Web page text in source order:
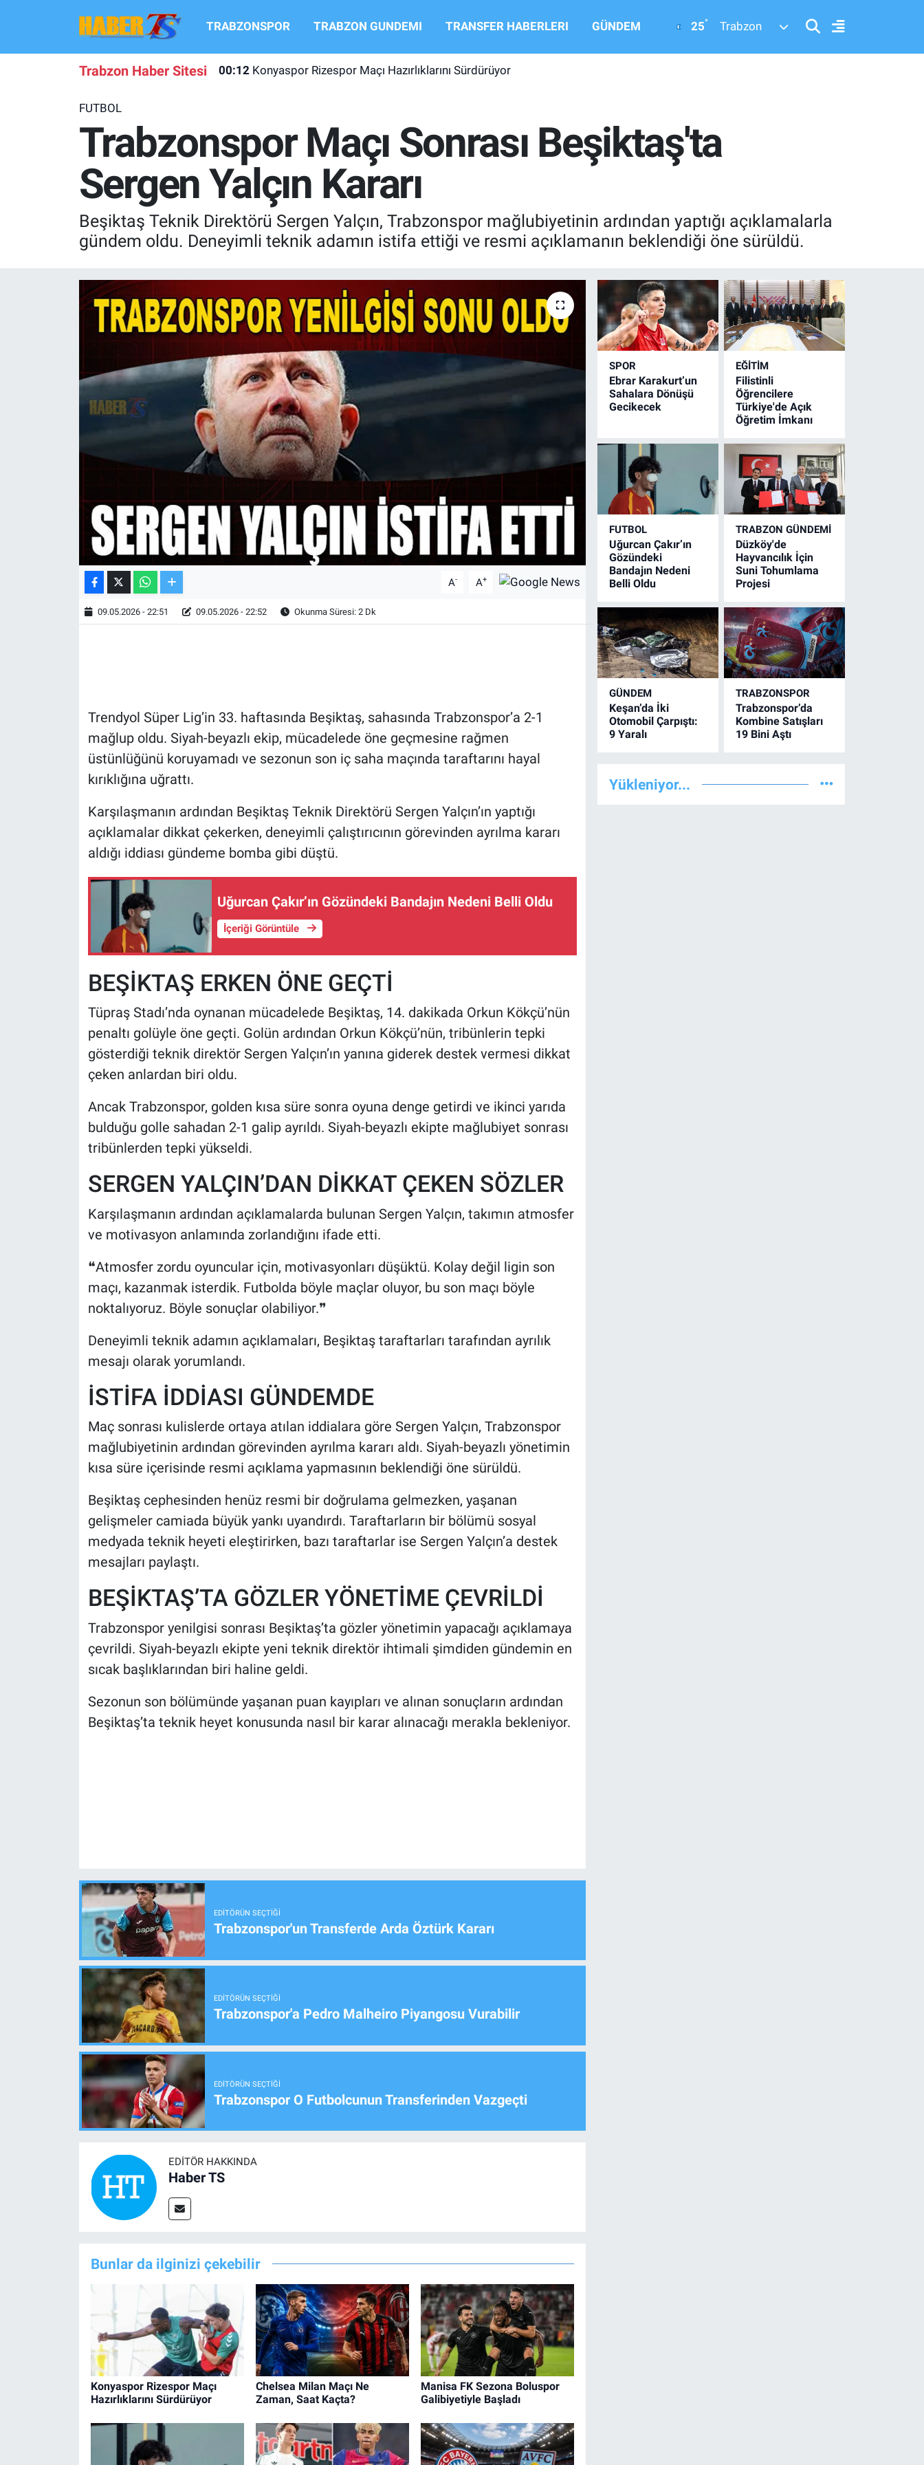
TRABZONSPOR TRABZON GUNDEMI TRANSFER HABERLERI GÜNDEM 25° Trabzon
Trabzon Haber Sitesi 00:12 Konyaspor Rizespor Maçı Hazırlıklarını Sürdürüyor
FUTBOL
Trabzonspor Maçı Sonrası Beşiktaş'ta
Sergen Yalçın Kararı
Beşiktaş Teknik Direktörü Sergen Yalçın, Trabzonspor mağlubiyetinin ardından yaptığı açıklamalarla
gündem oldu. Deneyimli teknik adamın istifa ettiği ve resmi açıklamanın beklendiği öne sürüldü.
A- A+
09.05.2026 - 22:51 09.05.2026 - 22:52 Okunma Süresi: 2 Dk
Trendyol Süper Lig’in 33. haftasında Beşiktaş, sahasında Trabzonspor’a 2-1
mağlup oldu. Siyah-beyazlı ekip, mücadelede öne geçmesine rağmen
üstünlüğünü koruyamadı ve sezonun son iç saha maçında taraftarını hayal
kırıklığına uğrattı.
Karşılaşmanın ardından Beşiktaş Teknik Direktörü Sergen Yalçın’ın yaptığı
açıklamalar dikkat çekerken, deneyimli çalıştırıcının görevinden ayrılma kararı
aldığı iddiası gündeme bomba gibi düştü.
Uğurcan Çakır’ın Gözündeki Bandajın Nedeni Belli Oldu
İçeriği Görüntüle
BEŞİKTAŞ ERKEN ÖNE GEÇTİ
Tüpraş Stadı’nda oynanan mücadelede Beşiktaş, 14. dakikada Orkun Kökçü’nün
penaltı golüyle öne geçti. Golün ardından Orkun Kökçü’nün, tribünlerin tepki
gösterdiği teknik direktör Sergen Yalçın’ın yanına giderek destek vermesi dikkat
çeken anlardan biri oldu.
Ancak Trabzonspor, golden kısa süre sonra oyuna denge getirdi ve ikinci yarıda
bulduğu golle sahadan 2-1 galip ayrıldı. Siyah-beyazlı ekipte mağlubiyet sonrası
tribünlerden tepki yükseldi.
SERGEN YALÇIN’DAN DİKKAT ÇEKEN SÖZLER
Karşılaşmanın ardından açıklamalarda bulunan Sergen Yalçın, takımın atmosfer
ve motivasyon anlamında zorlandığını ifade etti.
❝Atmosfer zordu oyuncular için, motivasyonları düşüktü. Kolay değil ligin son
maçı, kazanmak isterdik. Futbolda böyle maçlar oluyor, bu son maçı böyle
noktalıyoruz. Böyle sonuçlar olabiliyor.❞
Deneyimli teknik adamın açıklamaları, Beşiktaş taraftarları tarafından ayrılık
mesajı olarak yorumlandı.
İSTİFA İDDİASI GÜNDEMDE
Maç sonrası kulislerde ortaya atılan iddialara göre Sergen Yalçın, Trabzonspor
mağlubiyetinin ardından görevinden ayrılma kararı aldı. Siyah-beyazlı yönetimin
kısa süre içerisinde resmi açıklama yapmasının beklendiği öne sürüldü.
Beşiktaş cephesinden henüz resmi bir doğrulama gelmezken, yaşanan
gelişmeler camiada büyük yankı uyandırdı. Taraftarların bir bölümü sosyal
medyada teknik heyeti eleştirirken, bazı taraftarlar ise Sergen Yalçın’a destek
mesajları paylaştı.
BEŞİKTAŞ’TA GÖZLER YÖNETİME ÇEVRİLDİ
Trabzonspor yenilgisi sonrası Beşiktaş’ta gözler yönetimin yapacağı açıklamaya
çevrildi. Siyah-beyazlı ekipte yeni teknik direktör ihtimali şimdiden gündemin en
sıcak başlıklarından biri haline geldi.
Sezonun son bölümünde yaşanan puan kayıpları ve alınan sonuçların ardından
Beşiktaş’ta teknik heyet konusunda nasıl bir karar alınacağı merakla bekleniyor.
EDITÖRÜN SEÇTIĞI
Trabzonspor'un Transferde Arda Öztürk Kararı
EDITÖRÜN SEÇTIĞI
Trabzonspor'a Pedro Malheiro Piyangosu Vurabilir
EDITÖRÜN SEÇTIĞI
Trabzonspor O Futbolcunun Transferinden Vazgeçti
EDITÖR HAKKINDA
Haber TS
Bunlar da ilginizi çekebilir
Konyaspor Rizespor Maçı
Hazırlıklarını Sürdürüyor
Chelsea Milan Maçı Ne
Zaman, Saat Kaçta?
Manisa FK Sezona Boluspor
Galibiyetiyle Başladı
SPOR
Ebrar Karakurt’un
Sahalara Dönüşü
Gecikecek
EĞİTİM
Filistinli
Öğrencilere
Türkiye'de Açık
Öğretim İmkanı
FUTBOL
Uğurcan Çakır’ın
Gözündeki
Bandajın Nedeni
Belli Oldu
TRABZON GÜNDEMİ
Düzköy'de
Hayvancılık İçin
Suni Tohumlama
Projesi
GÜNDEM
Keşan’da İki
Otomobil Çarpıştı:
9 Yaralı
TRABZONSPOR
Trabzonspor’da
Kombine Satışları
19 Bini Aştı
Yükleniyor...
TRABZONSPOR
TRANSFER HABERLERI
KULİS MEYDANI
1461 TRABZON
ALT LIGLER
TV VE SİNEMA
EKONOMİ
MAGAZİN
Bilim, Teknoloji
Hava Durumu
Süper Lig Puan Durumu ve Fikstür
Tüm Manşetler
Son Dakika Haberleri
Haber Arşivi